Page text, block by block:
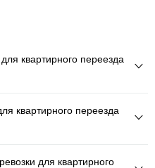
для квартирного переезда
квартирного переезда
для квартирного